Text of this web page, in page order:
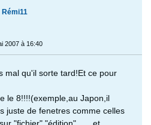
Rémi11
2007 à 16:40
mal qu'il sorte tard!Et ce pour
le 8!!!!(exemple,au Japon,il
juste de fenetres comme celles